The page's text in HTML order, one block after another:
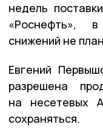
недель
«Роснефть»,
снижений не
Евгений
разрешена
на несетевых
сохраняться.